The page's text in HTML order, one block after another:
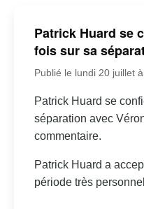
Patrick Huard se
fois sur sa
Publié le lundi 20 juillet
Patrick Huard se
séparation avec
commentaire.
Patrick Huard a
période très